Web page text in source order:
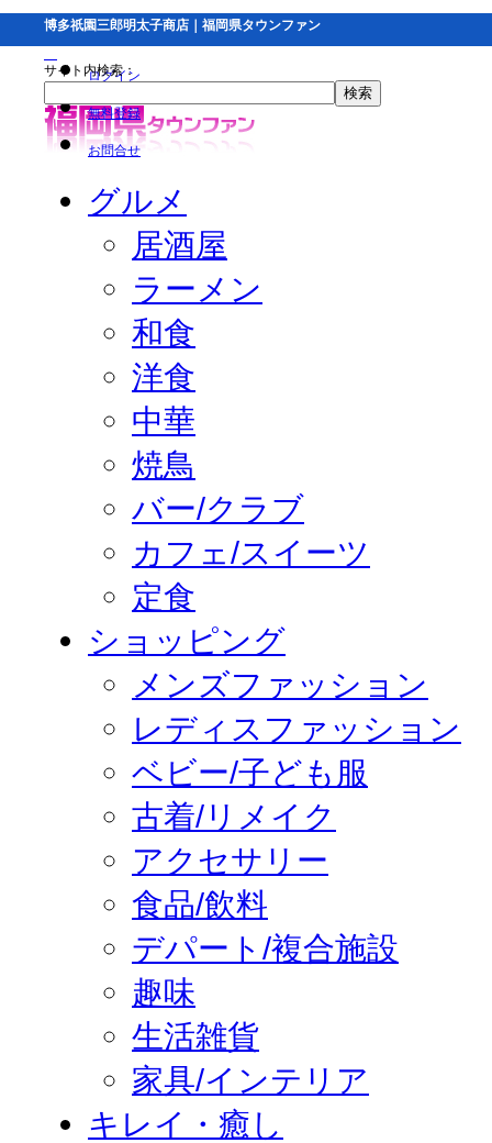
博多祇園三郎明太子商店｜福岡県タウンファン
ログイン
無料登録
お問合せ
サイト内検索：
グルメ
居酒屋
ラーメン
和食
洋食
中華
焼鳥
バー/クラブ
カフェ/スイーツ
定食
ショッピング
メンズファッション
レディスファッション
ベビー/子ども服
古着/リメイク
アクセサリー
食品/飲料
デパート/複合施設
趣味
生活雑貨
家具/インテリア
キレイ・癒し